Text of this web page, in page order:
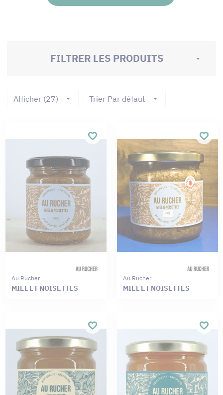
FILTRER LES PRODUITS
Afficher (27) Trier Par défaut
Au Rucher
MIEL ET NOISETTES
Au Rucher
MIEL ET NOISETTES